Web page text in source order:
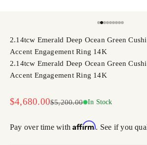
2.14tcw Emerald Deep Ocean Green
Accent Engagement Ring 14K
2.14tcw Emerald Deep Ocean Green
Accent Engagement Ring 14K
Sale price
$4,680.00Regular price
$5,200.00 In Stock
Pay over time withAffirm. See if you